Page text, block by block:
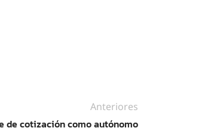
Anteriores
de cotización como autónomo